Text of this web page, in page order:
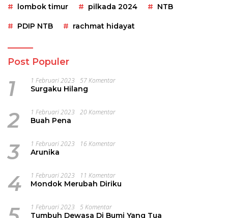
lombok timur pilkada 2024 NTB
PDIP NTB rachmat hidayat
Post Populer
1 1 Februari 2023 57 Komentar
Surgaku Hilang
2 1 Februari 2023 20 Komentar
Buah Pena
3 1 Februari 2023 16 Komentar
Arunika
4 1 Februari 2023 11 Komentar
Mondok Merubah Diriku
1 Februari 2023 5 Komentar
Tumbuh Dewasa Di Bumi Yang Tua